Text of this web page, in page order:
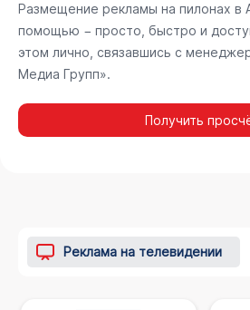
Размещение рекламы на пилонах в
помощью − просто, быстро и
этом лично, связавшись с
Медиа Групп».
Получить
Реклама на телевидении